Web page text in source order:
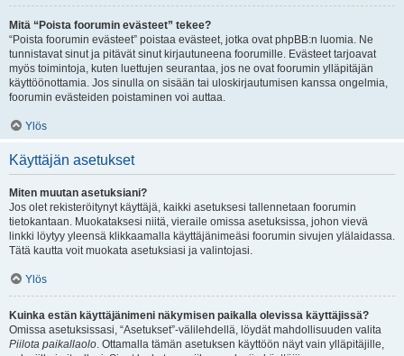
Mitä “Poista foorumin evästeet” tekee?
“Poista foorumin evästeet” poistaa evästeet, jotka ovat phpBB:n luomia. Ne
tunnistavat sinut ja pitävät sinut kirjautuneena foorumille. Evästeet tarjoavat
myös toimintoja, kuten luettujen seurantaa, jos ne ovat foorumin ylläpitäjän
käyttöönottamia. Jos sinulla on sisään tai uloskirjautumisen kanssa ongelmia,
foorumin evästeiden poistaminen voi auttaa.
Ylös
Käyttäjän asetukset
Miten muutan asetuksiani?
Jos olet rekisteröitynyt käyttäjä, kaikki asetuksesi tallennetaan foorumin
tietokantaan. Muokataksesi niitä, vieraile omissa asetuksissa, johon vievä
linkki löytyy yleensä klikkaamalla käyttäjänimeäsi foorumin sivujen ylälaidassa.
Tätä kautta voit muokata asetuksiasi ja valintojasi.
Ylös
Kuinka estän käyttäjänimeni näkymisen paikalla olevissa käyttäjissä?
Omissa asetuksissasi, “Asetukset”-välilehdellä, löydät mahdollisuuden valita
Piilota paikallaolo. Ottamalla tämän asetuksen käyttöön näyt vain ylläpitäjille,